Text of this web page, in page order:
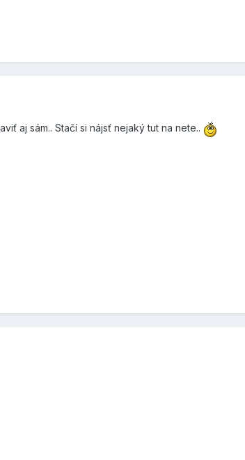
aj sám.. Stačí si nájsť nejaký tut na nete..